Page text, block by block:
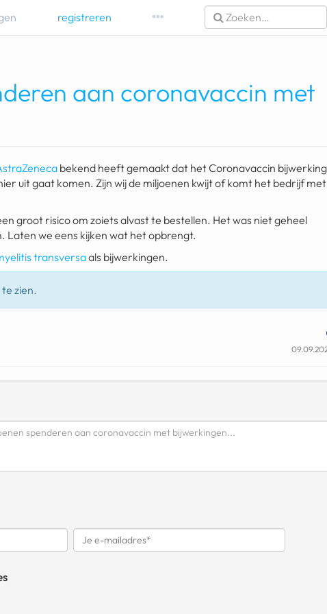
registreren
aan coronavaccin met
bekend heeft gemaakt dat het Coronavaccin
uit gaat komen. Zijn wij de miljoenen kwijt of komt het bedrijf
groot risico om zoiets alvast te bestellen. Het was niet geheel
Laten we eens kijken wat het opbrengt.
transversaals bijwerkingen.
zien.